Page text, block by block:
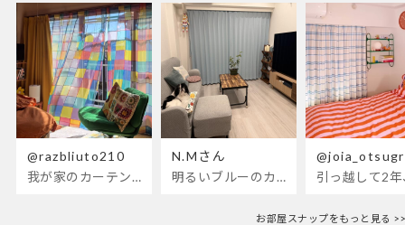
@razbliuto210
我が家のカーテンが新しくなりました🌼早起きが超絶苦手な私が、思わず朝カーテンを開けて光合成するようになったステンドグラスカーテン…！
N.Mさん
明るいブルーのカーテンで、部屋全体が明るく。白を基調とした部屋にぴったりです。
お部屋スナップをもっと見る >>